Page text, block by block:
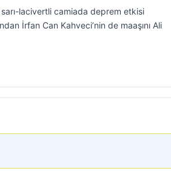
lacivertli camiada deprem etkisi
İrfan Can Kahveci’nin de maaşını Ali